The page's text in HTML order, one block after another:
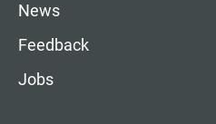
News
Feedback
Jobs